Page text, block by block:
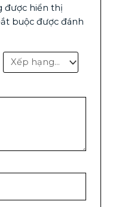
được hiển thị
buộc được đánh